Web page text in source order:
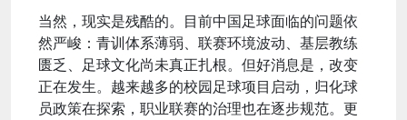
当然，现实是残酷的。目前中国足球面临的问题依
然严峻：青训体系薄弱、联赛环境波动、基层教练
匮乏、足球文化尚未真正扎根。但好消息是，改变
正在发生。越来越多的校园足球项目启动，归化球
员政策在探索，职业联赛的治理也在逐步规范。更